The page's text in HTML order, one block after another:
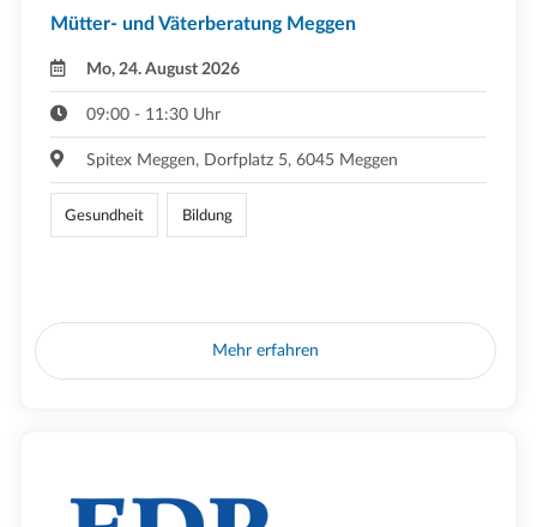
Mütter- und Väterberatung Meggen
Mo, 24. August 2026
09:00 - 11:30 Uhr
Spitex Meggen, Dorfplatz 5, 6045 Meggen
Gesundheit Bildung
Mehr erfahren